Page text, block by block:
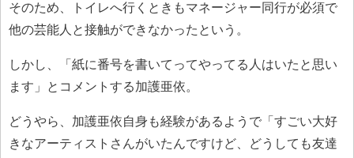
そのため、トイレへ行くときもマネージャー同行が必須で
他の芸能人と接触ができなかったという。
しかし、「紙に番号を書いてってやってる人はいたと思い
ます」とコメントする加護亜依。
どうやら、加護亜依自身も経験があるようで「すごい大好
きなアーティストさんがいたんですけど、どうしても友達